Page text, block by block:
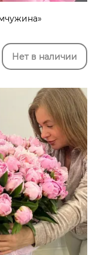
Нет в наличии